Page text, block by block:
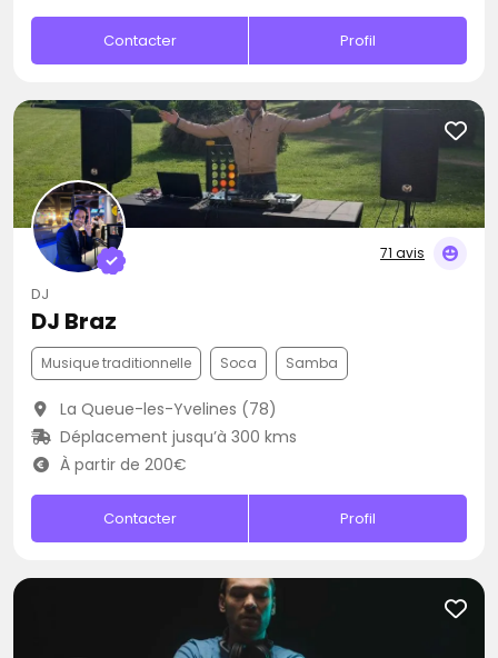
Contacter Profil
71 avis
DJ
DJ Braz
Musique traditionnelle Soca Samba
La Queue-les-Yvelines (78)
Déplacement jusqu’à 300 kms
À partir de 200€
Contacter Profil